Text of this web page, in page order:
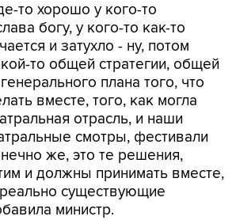
то хорошо у кого-то
богу, у кого-то как-то
и затухло - ну, потом
то общей стратегии, общей
плана того, что
вместе, того, как могла
отрасль, и наши
смотры, фестивали
же, это те решения,
и должны принимать вместе,
существующие
министр.